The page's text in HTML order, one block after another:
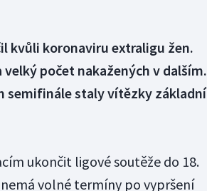
kvůli koronaviru extraligu žen.
počet nakažených v dalším.
semifinále staly vítězky základní
ukončit ligové soutěže do 18.
volné termíny po vypršení